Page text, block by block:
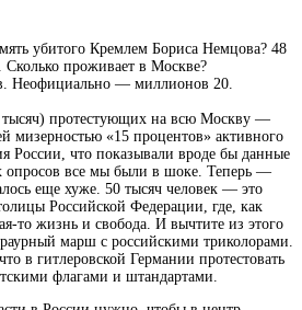
убитого Кремлем Бориса Немцова? 48
Сколько проживает в Москве?
Неофициально — миллионов 20.
тысяч) протестующих на всю Москву —
мизерностью «15 процентов» активного
России, что показывали вроде бы данные
опросов все мы были в шоке. Теперь —
еще хуже. 50 тысяч человек — это
Российской Федерации, где, как
то жизнь и свобода. И вычтите из этого
марш с российскими триколорами.
в гитлеровской Германии протестовать
флагами и штандартами.